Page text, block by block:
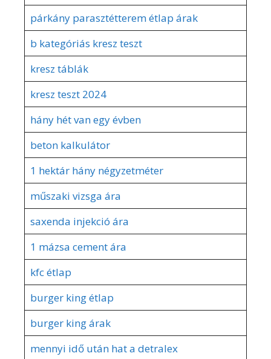
párkány parasztétterem étlap árak
b kategóriás kresz teszt
kresz táblák
kresz teszt 2024
hány hét van egy évben
beton kalkulátor
1 hektár hány négyzetméter
műszaki vizsga ára
saxenda injekció ára
1 mázsa cement ára
kfc étlap
burger king étlap
burger king árak
mennyi idő után hat a detralex